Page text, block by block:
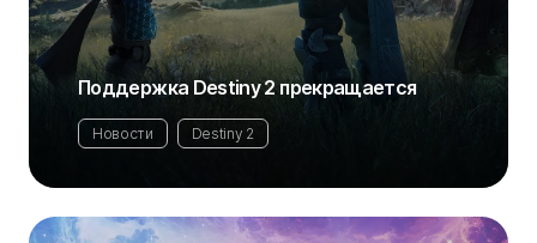
Поддержка Destiny 2 прекращается
Новости Destiny 2